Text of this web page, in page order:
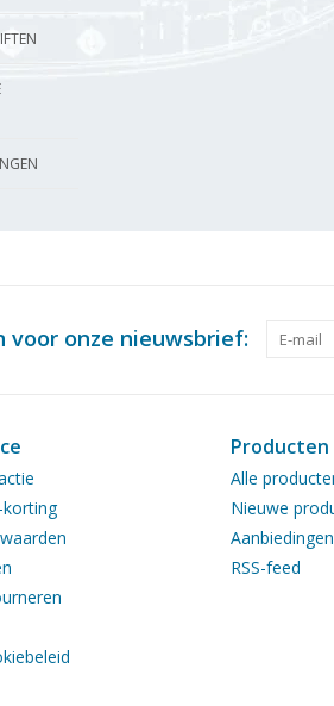
voor onze nieuwsbrief:
korting
Producten
Alle
Nieuwe
Aanbiedingen
RSS-feed